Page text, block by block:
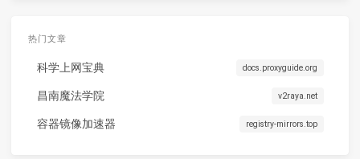
热门文章
科学上网宝典 docs.proxyguide.org
昌南魔法学院 v2raya.net
容器镜像加速器 registry-mirrors.top